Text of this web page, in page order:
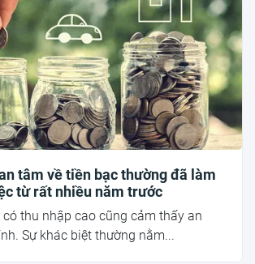
tâm về tiền bạc thường đã làm
từ rất nhiều năm trước
thu nhập cao cũng cảm thấy an
Sự khác biệt thường nằm...